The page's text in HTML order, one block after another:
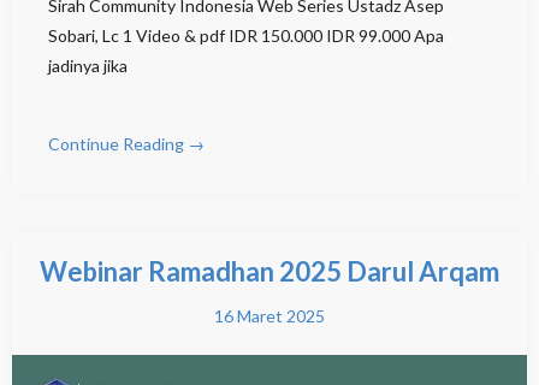
Sirah Community Indonesia Web Series Ustadz Asep
Sobari, Lc 1 Video & pdf IDR 150.000 IDR 99.000 Apa
jadinya jika
Continue Reading →
Webinar Ramadhan 2025 Darul Arqam
16 Maret 2025